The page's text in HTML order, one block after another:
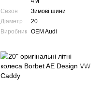
Сезон
Зимові шини
Діаметр
20
Виробник OEM Audi